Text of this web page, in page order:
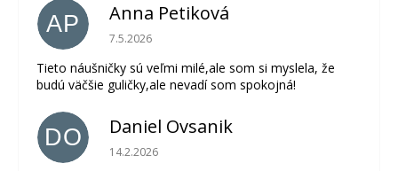
AP Anna Petiková
Hodnotenie obchodu je 5 z 5 hviezdičiek.
7.5.2026
Tieto náušničky sú veľmi milé,ale som si myslela, že
budú väčšie guličky,ale nevadí som spokojná!
DO Daniel Ovsanik
Hodnotenie obchodu je 5 z 5 hviezdičiek.
14.2.2026